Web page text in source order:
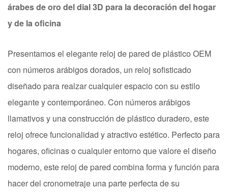
árabes de oro del dial 3D para la decoración del hogar
y de la oficina
Presentamos el elegante reloj de pared de plástico OEM
con números arábigos dorados, un reloj sofisticado
diseñado para realzar cualquier espacio con su estilo
elegante y contemporáneo. Con números arábigos
llamativos y una construcción de plástico duradero, este
reloj ofrece funcionalidad y atractivo estético. Perfecto para
hogares, oficinas o cualquier entorno que valore el diseño
moderno, este reloj de pared combina forma y función para
hacer del cronometraje una parte perfecta de su